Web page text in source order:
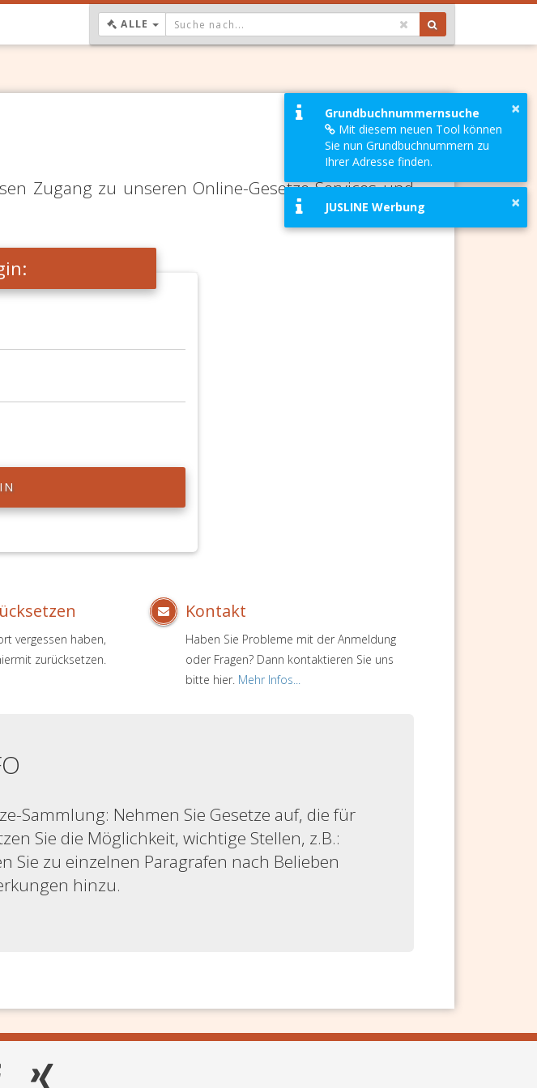
ALLE DROPDOWN: GEWÄHLTER WERT IST ALLE
Zugang zu unseren Online-Gesetze-Services und
vergessen haben,
zurücksetzen.
Kontakt
Haben Sie Probleme mit der Anmeldung
oder Fragen? Dann kontaktieren Sie uns
bitte hier. Mehr Infos...
Sammlung: Nehmen Sie Gesetze auf, die für
Sie die Möglichkeit, wichtige Stellen, z.B.:
Sie zu einzelnen Paragrafen nach Belieben
hinzu.
×
Grundbuchnummernsuche
Mit diesem neuen Tool können
Sie nun Grundbuchnummern zu
Ihrer Adresse finden.
×
JUSLINE Werbung